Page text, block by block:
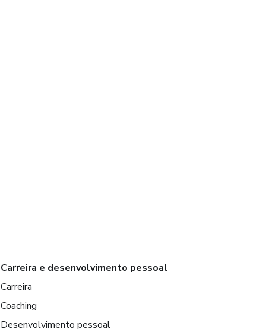
Carreira e desenvolvimento pessoal
Carreira
Coaching
Desenvolvimento pessoal